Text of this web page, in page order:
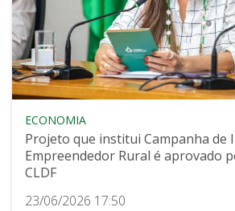
ECONOMIA
Projeto que institui Campanha de
Empreendedor Rural é aprovado
CLDF
23/06/2026 17:50